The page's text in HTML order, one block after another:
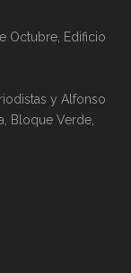
Octubre, Edificio
y Alfonso
Bloque Verde,